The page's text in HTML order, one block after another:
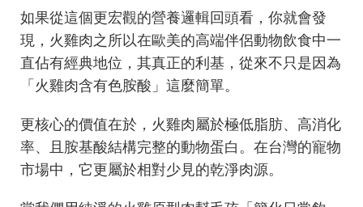
如果從這個更宏觀的營養邏輯回頭看，你就會發
現，火雞肉之所以在歐美的高端伴侶動物飲食中一
直佔有經典地位，其真正的利基，從來不只是因為
「火雞肉含有色胺酸」這麼簡單。
更核心的價值在於，火雞肉屬於極低脂肪、高消化
率、且胺基酸結構完整的動物蛋白。在台灣的寵物
市場中，它更屬於相對少見的乾淨肉源。